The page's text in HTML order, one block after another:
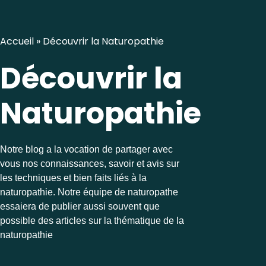
Accueil » Découvrir la Naturopathie
Découvrir la
Naturopathie
Notre blog a la vocation de partager avec
vous nos connaissances, savoir et avis sur
les techniques et bien faits liés à la
naturopathie. Notre équipe de naturopathe
essaiera de publier aussi souvent que
possible des articles sur la thématique de la
naturopathie